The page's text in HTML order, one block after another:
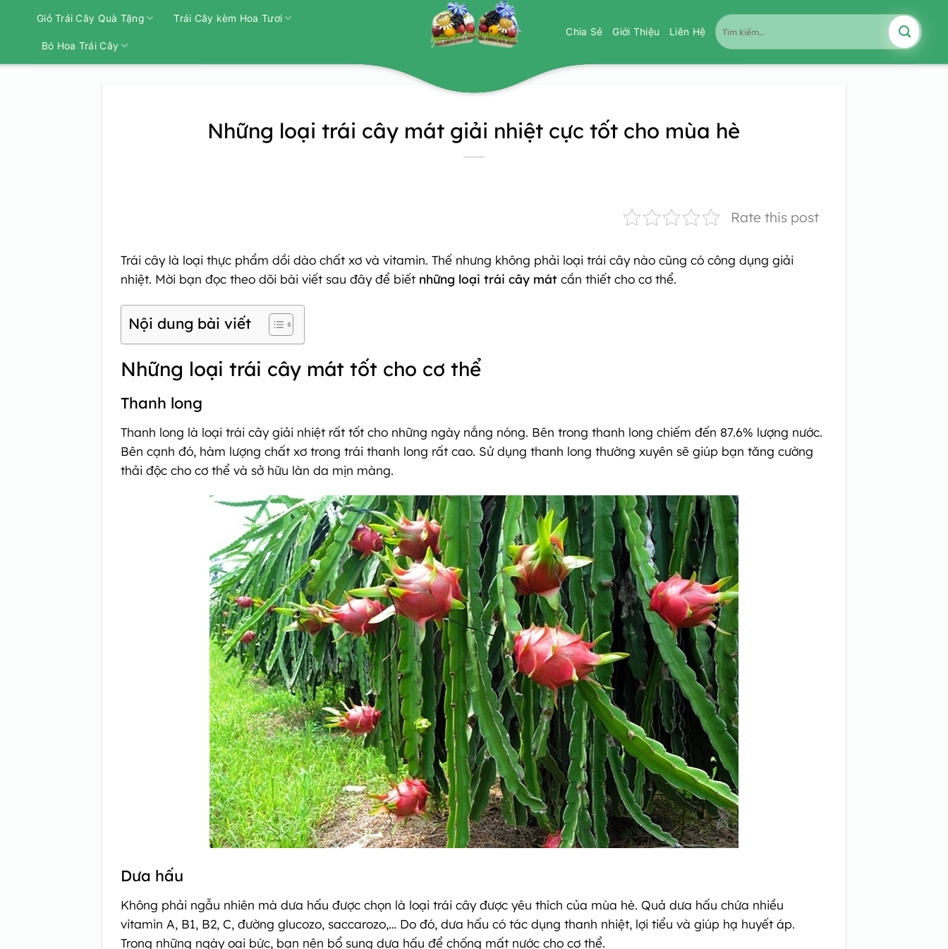
dung
Giỏ Trái Cây Quà Tặng Trái Cây kèm Hoa Tươi
Bó Hoa Trái Cây
Chia Sẻ Giới Thiệu Liên Hệ
Tìm
kiếm:
Những loại trái cây mát giải nhiệt cực tốt cho mùa hè
Rate this post
Trái cây là loại thực phẩm dồi dào chất xơ và vitamin. Thế nhưng không phải loại trái cây nào cũng có công dụng giải
nhiệt. Mời bạn đọc theo dõi bài viết sau đây để biết những loại trái cây mát cần thiết cho cơ thể.
Nội dung bài viết
Những loại trái cây mát tốt cho cơ thể
Thanh long
Thanh long là loại trái cây giải nhiệt rất tốt cho những ngày nắng nóng. Bên trong thanh long chiếm đến 87.6% lượng nước.
Bên cạnh đó, hàm lượng chất xơ trong trái thanh long rất cao. Sử dụng thanh long thường xuyên sẽ giúp bạn tăng cường
thải độc cho cơ thể và sở hữu làn da mịn màng.
Dưa hấu
Không phải ngẫu nhiên mà dưa hấu được chọn là loại trái cây được yêu thích của mùa hè. Quả dưa hấu chứa nhiều
vitamin A, B1, B2, C, đường glucozo, saccarozo,… Do đó, dưa hấu có tác dụng thanh nhiệt, lợi tiểu và giúp hạ huyết áp.
Trong những ngày oai bức, bạn nên bổ sung dưa hấu để chống mất nước cho cơ thể.